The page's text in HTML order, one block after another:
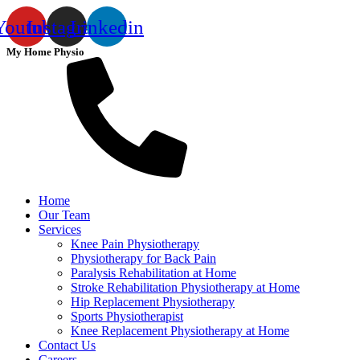
InstagramLinkedin
My Home Physio
Home
Our Team
Services
Knee Pain Physiotherapy
Physiotherapy for Back Pain
Paralysis Rehabilitation at Home
Stroke Rehabilitation Physiotherapy at Home
Hip Replacement Physiotherapy
Sports Physiotherapist
Knee Replacement Physiotherapy at Home
Contact Us